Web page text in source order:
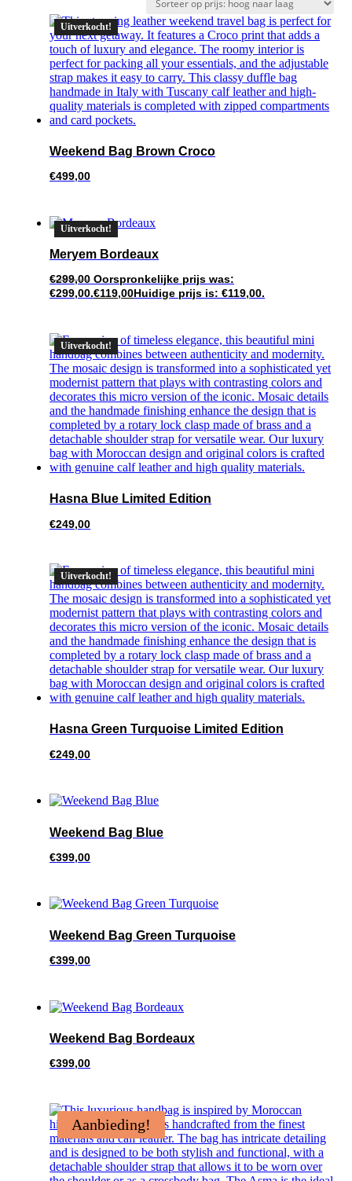
Uitverkocht!
Weekend Bag Brown Croco
€499,00
Uitverkocht!
Meryem Bordeaux
€299,00 Oorspronkelijke prijs was:
€299,00.€119,00Huidige prijs is: €119,00.
Uitverkocht!
Hasna Blue Limited Edition
€249,00
Uitverkocht!
Hasna Green Turquoise Limited Edition
€249,00
Weekend Bag Blue
€399,00
Weekend Bag Green Turquoise
€399,00
Weekend Bag Bordeaux
€399,00
Aanbieding!